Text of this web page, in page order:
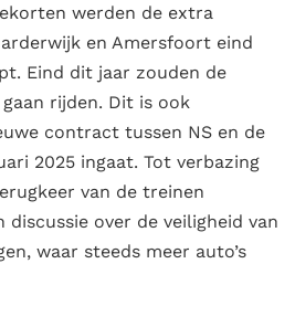
werden de extra
en Amersfoort eind
Eind dit jaar zouden de
rijden. Dit is ook
contract tussen NS en de
2025 ingaat. Tot verbazing
van de treinen
discussie over de veiligheid van
waar steeds meer auto’s